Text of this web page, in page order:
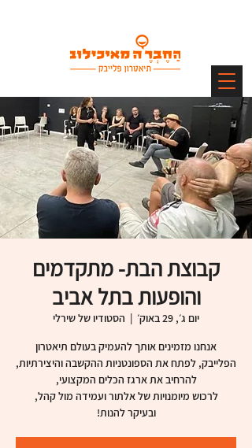
קבוצת הבת- מתקדמים
והופעות בתל אביב
יום ג׳, 29 באוק׳
  |
הסטודיו של שירלי
אנחנו מזמינים אותך להעמיק בעולם תיאטרון
ובעיקר להנות!